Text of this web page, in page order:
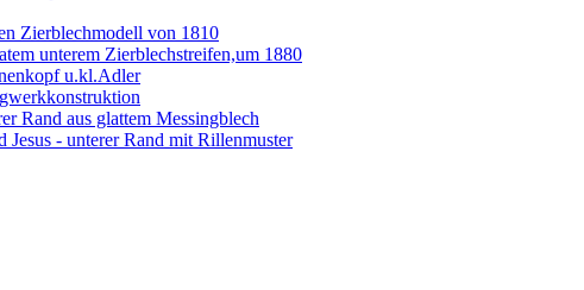
Zierblechmodell von 1810
unterem Zierblechstreifen,um 1880
u.kl.Adler
Rand aus glattem Messingblech
- unterer Rand mit Rillenmuster